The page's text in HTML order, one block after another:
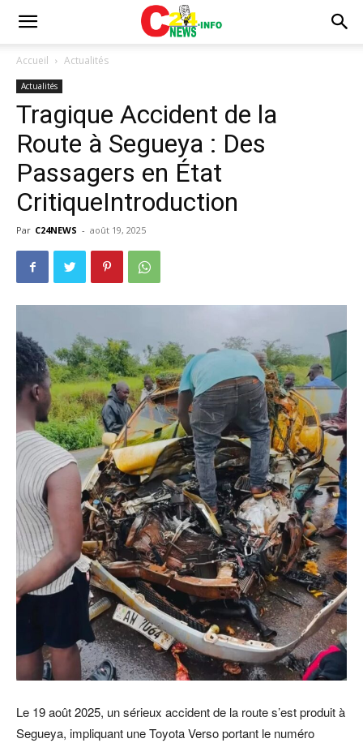
Accueil Actualités
Actualités
Tragique Accident de la
Route à Segueya : Des
Passagers en État
CritiqueIntroduction
Par C24NEWS - août 19, 2025
Le 19 août 2025, un sérieux accident de la route s’est produit à
Segueya, impliquant une Toyota Verso portant le numéro